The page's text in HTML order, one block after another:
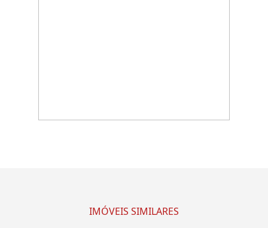
IMÓVEIS SIMILARES